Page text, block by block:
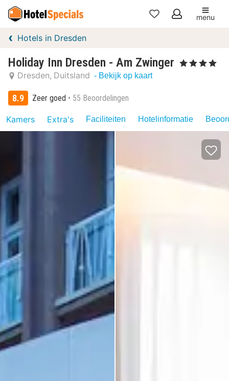
Mijn
menu
Hotels in Dresden
Holiday Inn Dresden - Am Zwinger , 4 Sterren
Dresden Duitsland - Bekijk op kaart
8.9 Zeer goed 55 Beoordelingen
Kamers Extra's Faciliteiten Hotelinformatie